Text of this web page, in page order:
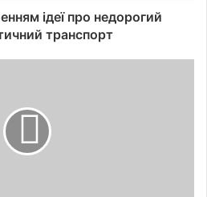
ідеї про недорогий
транспорт